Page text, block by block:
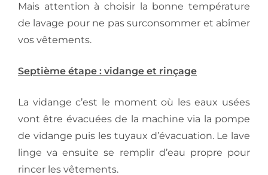
Mais attention à choisir la bonne température
de lavage pour ne pas surconsommer et abîmer
vos vêtements.
Septième étape : vidange et rinçage
La vidange c’est le moment où les eaux usées
vont être évacuées de la machine via la pompe
de vidange puis les tuyaux d’évacuation. Le lave
linge va ensuite se remplir d’eau propre pour
rincer les vêtements.